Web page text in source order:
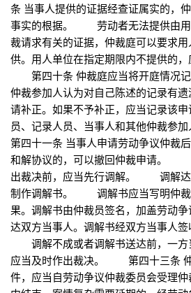
条 当事人提供的证据经查证属实的，
事实的根据。 劳动者无法提供由用
裁请求有关的证据，仲裁庭可以要求
供。用人单位在指定期限内不提供的，
第四十条 仲裁庭应当将开庭情况记
仲裁参加人认为对自己陈述的记录有
请补正。如果不予补正，应当记录
员、记录人员、当事人和其他仲裁
第四十一条 当事人申请劳动争议仲裁
和解协议的，可以撤回仲裁申请。
出裁决前，应当先行调解。 调解达
制作调解书。 调解书应当写明仲裁
果。调解书由仲裁员签名，加盖劳动
达双方当事人。调解书经双方当事人签
调解不成或者调解书送达前，一方
应当及时作出裁决。 第四十三条
件，应当自劳动争议仲裁委员会受理